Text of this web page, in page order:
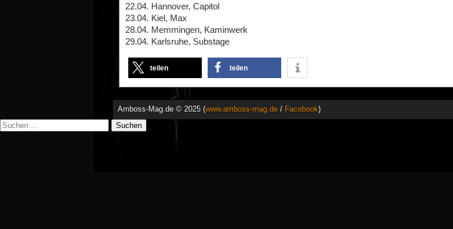
22.04. Hannover, Capitol
23.04. Kiel, Max
28.04. Memmingen, Kaminwerk
29.04. Karlsruhe, Substage
teilen teilen
Amboss-Mag.de © 2025 (www.amboss-mag.de / Facebook)